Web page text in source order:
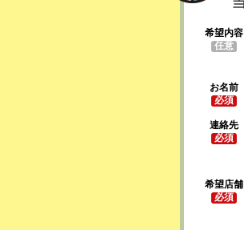
希望内容
任意
お名前
必須
連絡先
必須
希望店舗
必須